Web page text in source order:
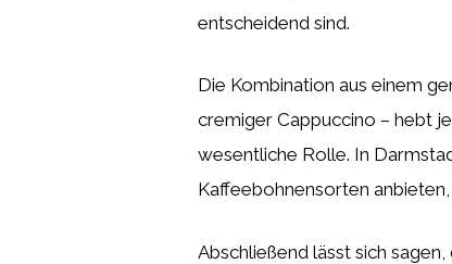
entscheidend sind.
Die Kombination aus einem
cremiger Cappuccino – hebt
wesentliche Rolle. In
Kaffeebohnensorten
Abschließend lässt sich